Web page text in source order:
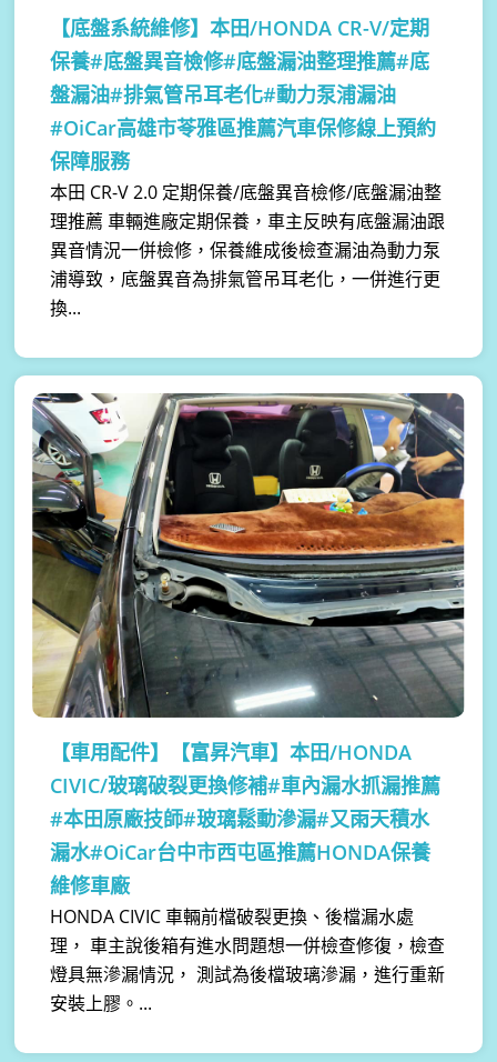
【底盤系統維修】本田/HONDA CR-V/定期
保養#底盤異音檢修#底盤漏油整理推薦#底
盤漏油#排氣管吊耳老化#動力泵浦漏油
#OiCar高雄市苓雅區推薦汽車保修線上預約
保障服務
本田 CR-V 2.0 定期保養/底盤異音檢修/底盤漏油整
理推薦 車輛進廠定期保養，車主反映有底盤漏油跟
異音情況一併檢修，保養維成後檢查漏油為動力泵
浦導致，底盤異音為排氣管吊耳老化，一併進行更
換...
【車用配件】
【富昇汽車】本田/HONDA
CIVIC/玻璃破裂更換修補#車內漏水抓漏推薦
#本田原廠技師#玻璃鬆動滲漏#又雨天積水
漏水#OiCar台中市西屯區推薦HONDA保養
維修車廠
HONDA CIVIC 車輛前檔破裂更換、後檔漏水處
理， 車主說後箱有進水問題想一併檢查修復，檢查
燈具無滲漏情況， 測試為後檔玻璃滲漏，進行重新
安裝上膠。...